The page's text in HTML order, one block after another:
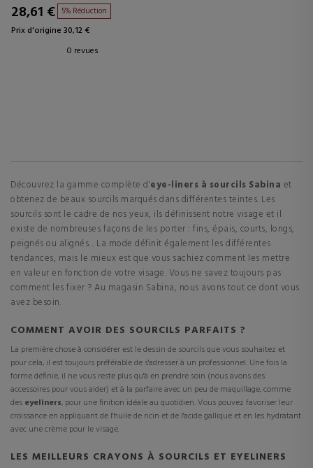
28,61 € 5% Réduction
Prix d'origine 30,12 €
0 revues
Découvrez la gamme complète d'eye-liners à sourcils Sabina et
obtenez de beaux sourcils marqués dans différentes teintes. Les
sourcils sont le cadre de nos yeux, ils définissent notre visage et il
existe de nombreuses façons de les porter : fins, épais, courts, longs,
peignés ou alignés... La mode définit également les différentes
tendances, mais le mieux est que vous sachiez comment les mettre
en valeur en fonction de votre visage. Vous ne savez toujours pas
comment les fixer ? Au magasin Sabina, nous avons tout ce dont vous
avez besoin.
COMMENT AVOIR DES SOURCILS PARFAITS ?
La première chose à considérer est le dessin de sourcils que vous souhaitez et
pour cela, il est toujours préférable de s'adresser à un professionnel. Une fois la
forme définie, il ne vous reste plus qu'à en prendre soin (nous avons des
accessoires pour vous aider) et à la parfaire avec un peu de maquillage, comme
des eyeliners, pour une finition idéale au quotidien. Vous pouvez favoriser leur
croissance en appliquant de l'huile de ricin et de l'acide gallique et en les hydratant
avec une crème pour le visage.
LES MEILLEURS CRAYONS À SOURCILS ET EYELINERS